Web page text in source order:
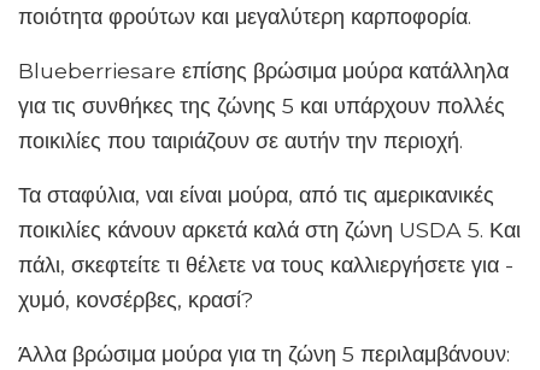
ποιότητα φρούτων και μεγαλύτερη καρποφορία.
Blueberriesare επίσης βρώσιμα μούρα κατάλληλα
για τις συνθήκες της ζώνης 5 και υπάρχουν πολλές
ποικιλίες που ταιριάζουν σε αυτήν την περιοχή.
Τα σταφύλια, ναι είναι μούρα, από τις αμερικανικές
ποικιλίες κάνουν αρκετά καλά στη ζώνη USDA 5. Και
πάλι, σκεφτείτε τι θέλετε να τους καλλιεργήσετε για -
χυμό, κονσέρβες, κρασί?
Άλλα βρώσιμα μούρα για τη ζώνη 5 περιλαμβάνουν: